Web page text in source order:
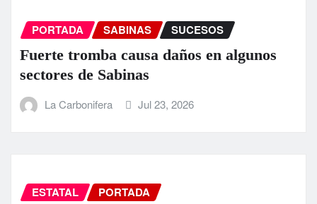
PORTADA SABINAS SUCESOS
Fuerte tromba causa daños en algunos
sectores de Sabinas
La Carbonifera Jul 23, 2026
ESTATAL PORTADA